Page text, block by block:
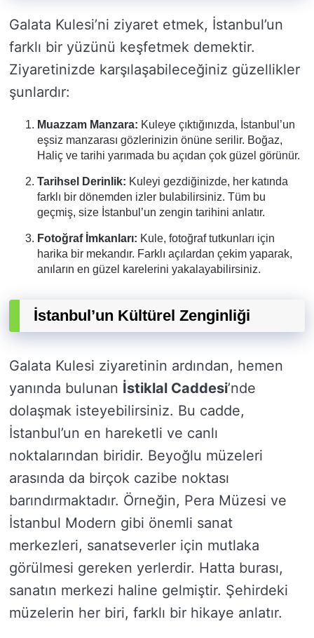
Galata Kulesi’ni ziyaret etmek, İstanbul’un
farklı bir yüzünü keşfetmek demektir.
Ziyaretinizde karşılaşabileceğiniz güzellikler
şunlardır:
Muazzam Manzara: Kuleye çıktığınızda, İstanbul’un
eşsiz manzarası gözlerinizin önüne serilir. Boğaz,
Haliç ve tarihi yarımada bu açıdan çok güzel görünür.
Tarihsel Derinlik: Kuleyi gezdiğinizde, her katında
farklı bir dönemden izler bulabilirsiniz. Tüm bu
geçmiş, size İstanbul’un zengin tarihini anlatır.
Fotoğraf İmkanları: Kule, fotoğraf tutkunları için
harika bir mekandır. Farklı açılardan çekim yaparak,
anıların en güzel karelerini yakalayabilirsiniz.
İstanbul’un Kültürel Zenginliği
Galata Kulesi ziyaretinin ardından, hemen
yanında bulunan İstiklal Caddesi’nde
dolaşmak isteyebilirsiniz. Bu cadde,
İstanbul’un en hareketli ve canlı
noktalarından biridir. Beyoğlu müzeleri
arasında da birçok cazibe noktası
barındırmaktadır. Örneğin, Pera Müzesi ve
İstanbul Modern gibi önemli sanat
merkezleri, sanatseverler için mutlaka
görülmesi gereken yerlerdir. Hatta burası,
sanatın merkezi haline gelmiştir. Şehirdeki
müzelerin her biri, farklı bir hikaye anlatır.